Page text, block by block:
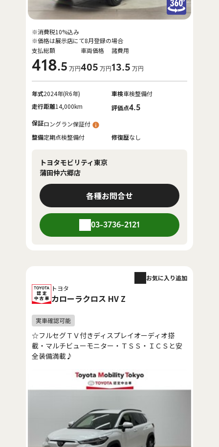
支払総額
418.5 万円
車両価格
405 万円
諸費用
13.5 万円
※消費税10%込み
※価格は展示店にて8月登録の場合
年式2024年(R6年) 車検車検整備付
走行距離14,000km 評価点4.5
保証ロングラン保証付
整備定期点検整備付 修復歴なし
トヨタモビリティ東京
蒲田仲六郷店
各種お問合せ
03-3736-2121
トヨタ
カローラクロス HV Z
お気に入り追加
☆フルセグＴＶ付きディスプレイオーディオ搭
載・マルチビューモニター・ＴＳＳ・ＩＣＳと安
全装備満載♪